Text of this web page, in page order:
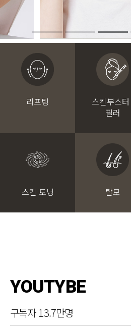
리프팅
스킨부스터
필러
스킨 토닝 탈모
YOUTYBE
구독자 13.7만명